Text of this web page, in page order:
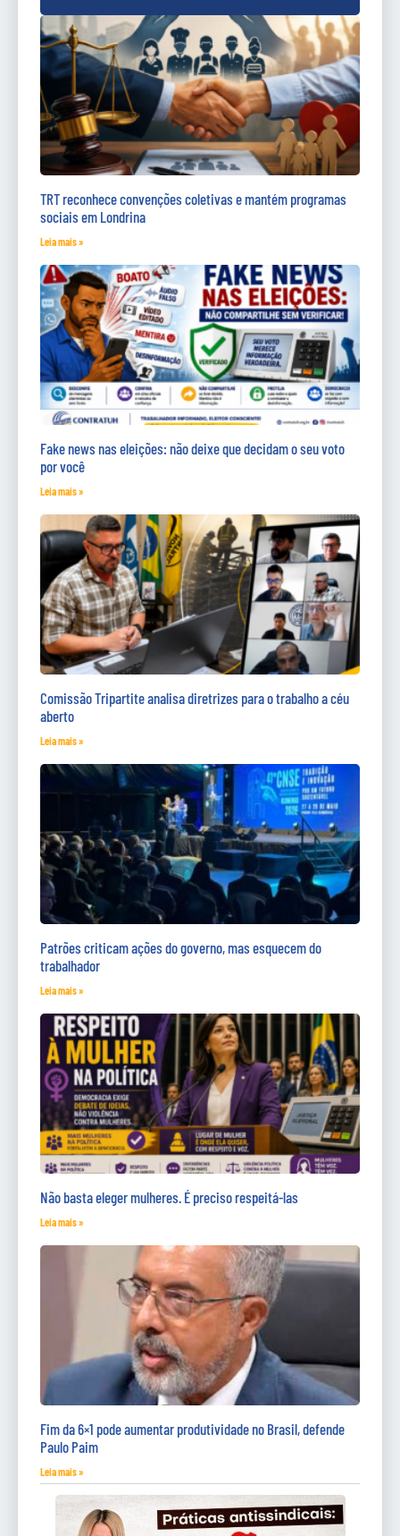
TRT reconhece convenções coletivas e mantém programas
sociais em Londrina
Leia mais »
Fake news nas eleições: não deixe que decidam o seu voto
por você
Leia mais »
Comissão Tripartite analisa diretrizes para o trabalho a céu
aberto
Leia mais »
Patrões criticam ações do governo, mas esquecem do
trabalhador
Leia mais »
Não basta eleger mulheres. É preciso respeitá-las
Leia mais »
Fim da 6×1 pode aumentar produtividade no Brasil, defende
Paulo Paim
Leia mais »